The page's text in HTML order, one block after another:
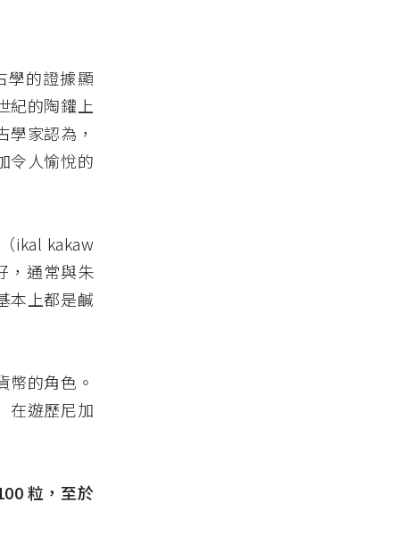
學的證據顯
紀的陶鑵上
學家認為，
令人愉悅的
ikal kakaw
，通常與朱
本上都是鹹
幣的角色。
在遊歷尼加
粒，至於